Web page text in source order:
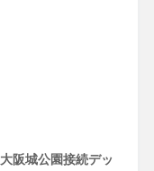
阪城公園接続デッ